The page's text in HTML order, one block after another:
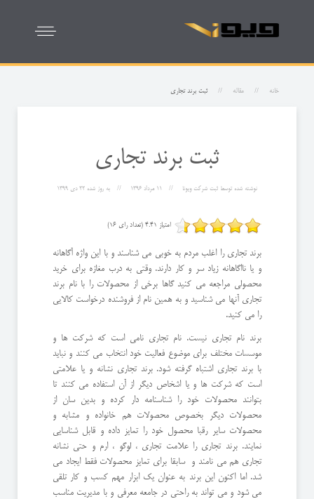
خانه مقاله ثبت برند تجاری
ثبت برند تجاری
نوشته شده توسط ثبت شرکت ویونا 11 مرداد 1396 به روز شده 22 دی 1399
امتیاز 4.41 (تعداد رای 16)
برند تجاری را اغلب مردم به خوبی می شناسند و با این واژه آگاهانه
و یا نااگاهانه زیاد سر و کار دارند. وقتی به درب مغازه برای خرید
محصولی مراجعه می کنید گاها برخی از محصولات را با نام برند
تجاری آنها می شناسید و به همین نام از فروشنده درخواست کالایی
را می کنید.
برند نام تجاری نیست. نام تجاری نامی است که شرکت ها و
موسسات مختلف برای موضوع فعالیت خود انتخاب می کنند و نباید
با برند تجاری اشتباه گرفته شود. برند تجاری نشانه و یا علامتی
است که شرکت ها و یا اشخاص دیگر از آن استفاده می کنند تا
بتوانند محصولات خود را شناسنامه دار کرده و بدین سان از
محصولات دیگر بخصوص محصولات هم خانواده و مشابه و
محصولات سایر رقبا محصول خود را تمایز داده و قابل شناسایی
نمایند. برند تجاری را علامت تجاری ، لوگو ، ارم و حتی نشانه
تجاری هم می نامند و سابقا برای تمایز محصولات فقط ایجاد می
شد. اما اکنون این برند به عنوان یک ابزار مهم کسب و کار تلقی
می شود و می تواند به راحتی در جامعه معرفی و با مدیریت مناسب